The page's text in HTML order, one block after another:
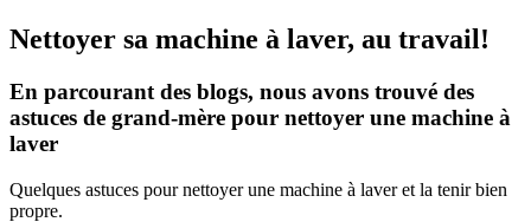
Nettoyer sa machine à laver, au travail!
En parcourant des blogs, nous avons trouvé des
astuces de grand-mère pour nettoyer une machine à
laver
Quelques astuces pour nettoyer une machine à laver et la tenir bien
propre.